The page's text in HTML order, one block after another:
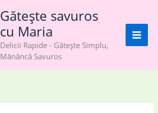
Gătește savuros
cu Maria
Delicii Rapide - Gătește Simplu,
Mănâncă Savuros